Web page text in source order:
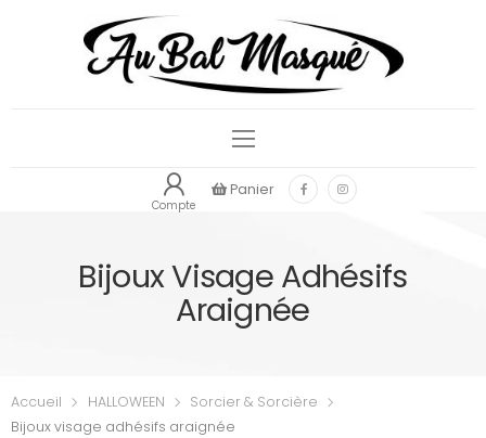
Compte
Panier
Bijoux Visage Adhésifs
Araignée
Accueil HALLOWEEN
Sorcier & Sorcière
Bijoux visage adhésifs araignée